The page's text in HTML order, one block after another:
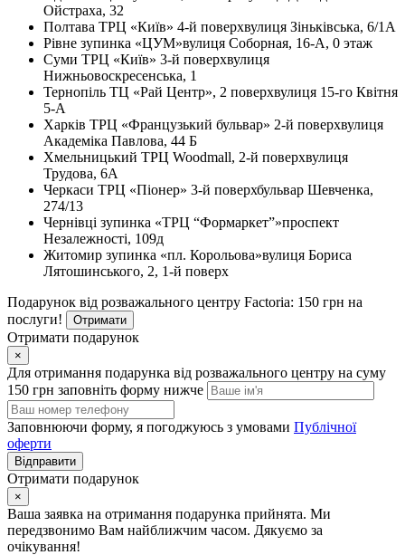
Ойстраха, 32
Полтава ТРЦ «Київ» 4-й поверхвулиця Зіньківська, 6/1А
Рівне зупинка «ЦУМ»вулиця Соборная, 16-А, 0 этаж
Суми ТРЦ «Київ» 3-й поверхвулиця
Нижньовоскресенська, 1
Тернопіль ТЦ «Рай Центр», 2 поверхвулиця 15-го Квітня
5-А
Харків ТРЦ «Французький бульвар» 2-й поверхвулиця
Академіка Павлова, 44 Б
Хмельницький ТРЦ Woodmall, 2-й поверхвулиця
Трудова, 6А
Черкаси ТРЦ «Піонер» 3-й поверхбульвар Шевченка,
274/13
Чернівці зупинка «ТРЦ “Формаркет”»проспект
Незалежності, 109д
Житомир зупинка «пл. Корольова»вулиця Бориса
Лятошинського, 2, 1-й поверх
Подарунок від розважального центру Factoria: 150 грн на
послуги!
Отримати
Отримати подарунок
×
Для отримання подарунка від розважального центру на суму
150 грн заповніть форму нижче
Заповнюючи форму, я погоджуюсь з умовами Публічної
оферти
Відправити
Отримати подарунок
×
Ваша заявка на отримання подарунка прийнята. Ми
передзвонимо Вам найближчим часом. Дякуємо за
очікування!